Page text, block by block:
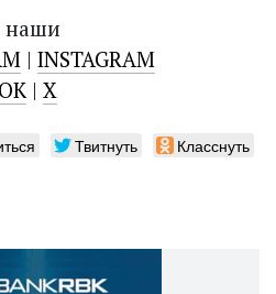
наши
| INSTAGRAM
| X
Твитнуть Класснуть